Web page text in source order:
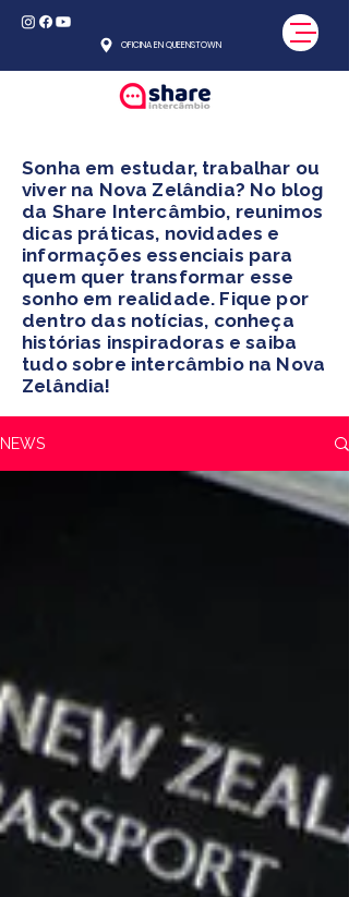
OFICINA EN QUEENSTOWN
Sonha em estudar, trabalhar ou
viver na Nova Zelândia? No blog
da Share Intercâmbio, reunimos
dicas práticas, novidades e
informações essenciais para
quem quer transformar esse
sonho em realidade. Fique por
dentro das notícias, conheça
histórias inspiradoras e saiba
tudo sobre intercâmbio na Nova
Zelândia!
NEWS